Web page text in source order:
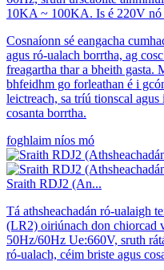
10KA ~ 100KA. Is é 220V nó
Cosnaíonn sé eangacha
agus ró-ualach borrtha, ag
freagartha thar a bheith gasta.
bhfeidhm go forleathan é i
leictreach, sa tríú tionscal
cosanta borrtha.
foghlaim níos mó
Sraith RDJ2 (An...
Tá athsheachadán ró-ualaigh
(LR2) oiriúnach don chiorcad
50Hz/60Hz Ue:660V, sruth
ró-ualach, céim briste agus